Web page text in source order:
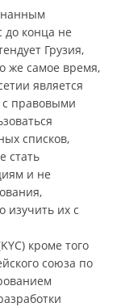
до конца не
Грузия,
же самое время,
является
с правовыми
списков,
стать
и не
изучить их с
кроме того
союза по